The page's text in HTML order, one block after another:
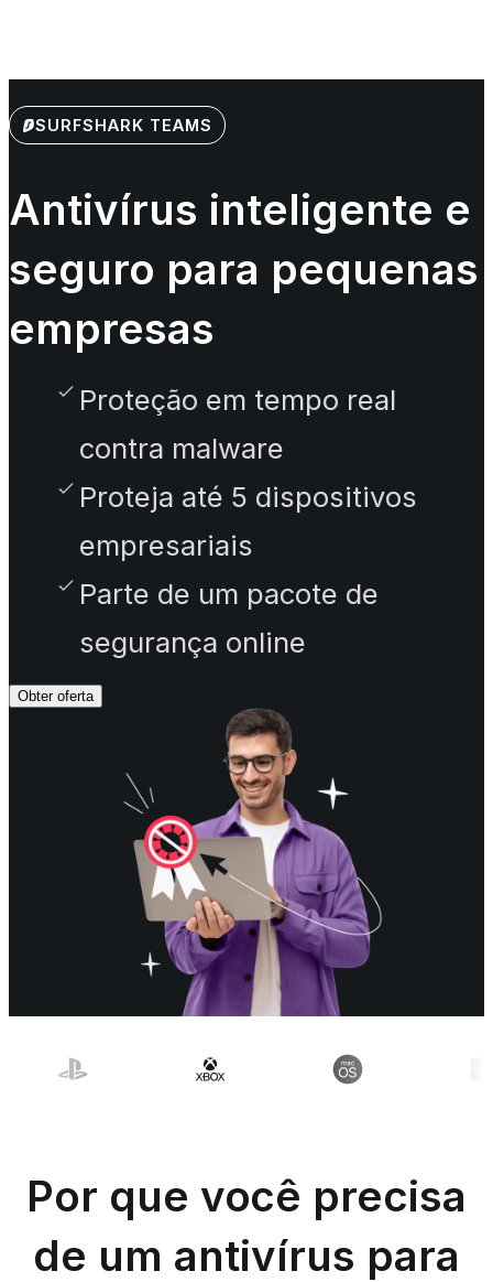
SURFSHARK TEAMS
Antivírus inteligente e
seguro para pequenas
empresas
Proteção em tempo real
contra malware
Proteja até 5 dispositivos
empresariais
Parte de um pacote de
segurança online
Obter oferta
Por que você precisa
de um antivírus para